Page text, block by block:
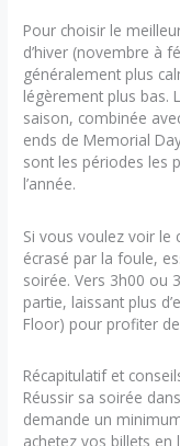
Pour choisir le
d’hiver (novembre à
généralement plus
légèrement plus bas.
saison, combinée
ends de Memorial
sont les périodes les
l’année.
Si vous voulez voir le
écrasé par la foule,
soirée. Vers 3h00 ou
partie, laissant plus
Floor) pour profiter
Récapitulatif et
Réussir sa soirée
demande un
achetez vos billets en